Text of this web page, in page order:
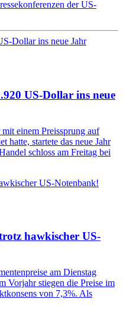
der US-
US-Dollar ins neue
einem Preissprung auf
hatte, startete das neue Jahr
schloss am Freitag bei
hawkischer US-
am Dienstag
Vorjahr stiegen die Preise im
von 7,3%. Als